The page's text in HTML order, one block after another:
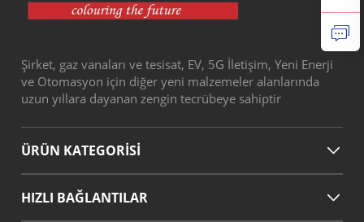
Şirket, gaz vanaları ve tesisat, EV, 5G İletişim, Yeni Enerji
ve Otomasyon için diğer yeni malzemeler alanlarında
uzun yıllara dayanan zengin tecrübeye sahiptir
ÜRÜN KATEGORİSİ
HIZLI BAĞLANTILAR